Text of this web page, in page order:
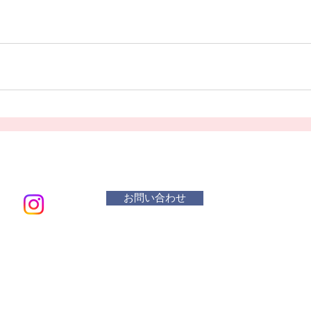
お問い合わせ